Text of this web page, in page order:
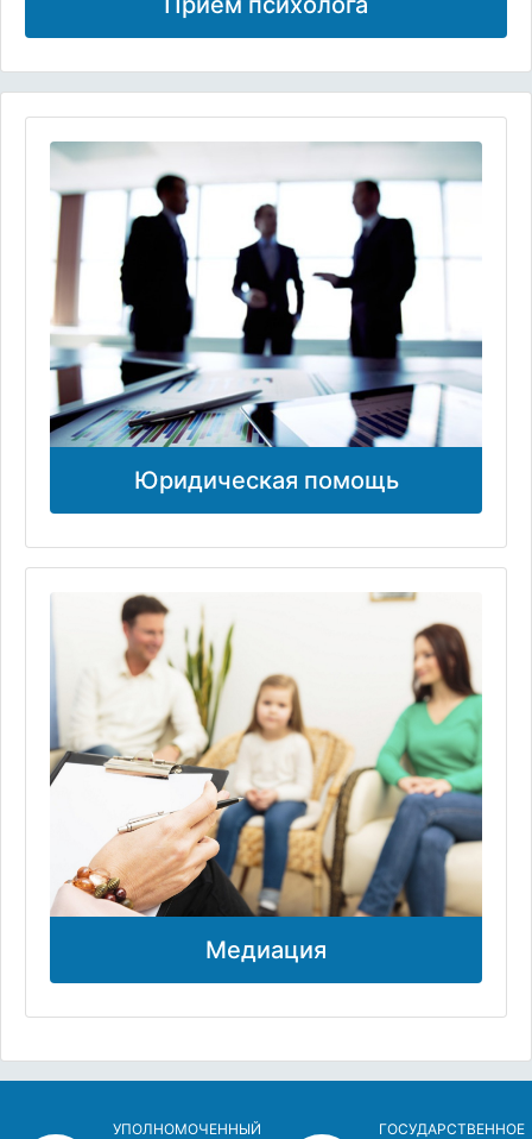
Юридическая помощь
Медиация
УПОЛНОМОЧЕННЫЙ
ГОСУДАРСТВЕННОЕ